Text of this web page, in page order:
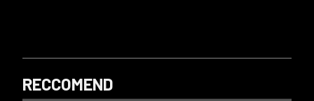
RECCOMEND